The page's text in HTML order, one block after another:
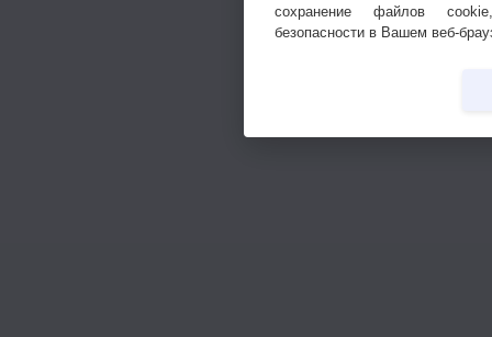
сохранение файлов
безопасности в Вашем веб-